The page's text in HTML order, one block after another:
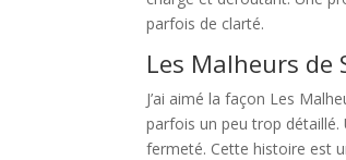
parfois de clarté.
Les Malheurs de
J’ai aimé la façon Les
parfois un peu trop détaillé.
fermeté. Cette histoire est